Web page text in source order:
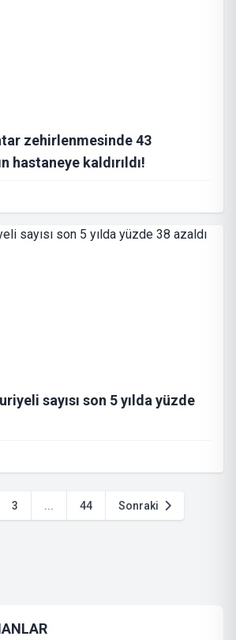
zehirlenmesinde 43
hastaneye kaldırıldı!
sayısı son 5 yılda yüzde
3 ... 44 Sonraki